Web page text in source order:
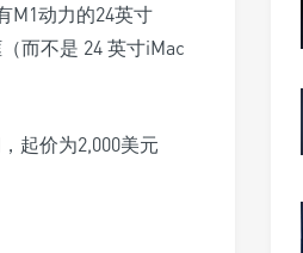
M1动力的24英寸
而不是 24 英寸iMac
起价为2,000美元